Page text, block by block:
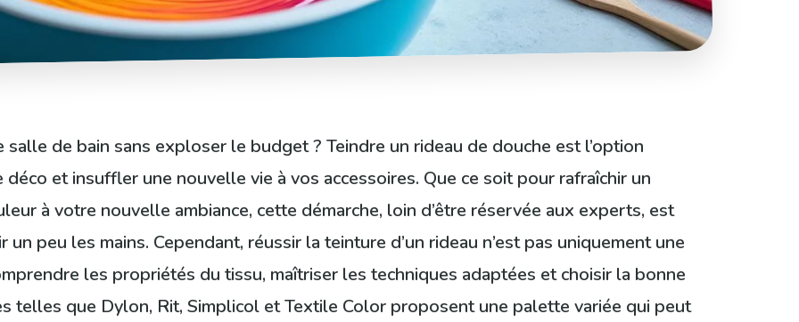
de bain sans exploser le budget ? Teindre un rideau de douche est l’option
et insuffler une nouvelle vie à vos accessoires. Que ce soit pour rafraîchir un
à votre nouvelle ambiance, cette démarche, loin d’être réservée aux experts, est
peu les mains. Cependant, réussir la teinture d’un rideau n’est pas uniquement une
les propriétés du tissu, maîtriser les techniques adaptées et choisir la bonne
telles que Dylon, Rit, Simplicol et Textile Color proposent une palette variée qui peut